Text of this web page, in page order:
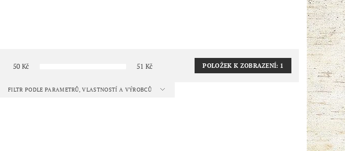
50 Kč 51 Kč POLOŽEK K ZOBRAZENÍ: 1
FILTR PODLE PARAMETRŮ, VLASTNOSTÍ A VÝROBCŮ